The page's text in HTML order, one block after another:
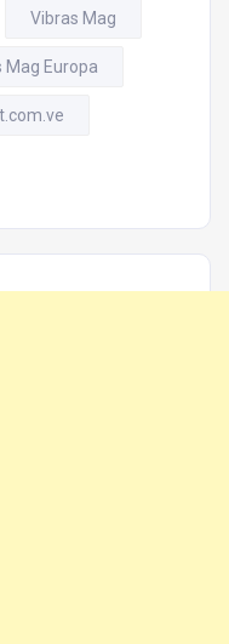
Vibras Mag
Mag Europa